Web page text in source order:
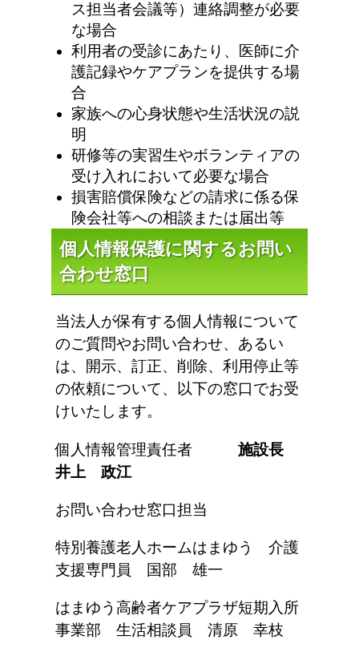
ス担当者会議等）連絡調整が必要
な場合
利用者の受診にあたり、医師に介
護記録やケアプランを提供する場
合
家族への心身状態や生活状況の説
明
研修等の実習生やボランティアの
受け入れにおいて必要な場合
損害賠償保険などの請求に係る保
険会社等への相談または届出等
個人情報保護に関するお問い
合わせ窓口
当法人が保有する個人情報について
のご質問やお問い合わせ、あるい
は、開示、訂正、削除、利用停止等
の依頼について、以下の窓口でお受
けいたします。
個人情報管理責任者 施設長
井上 政江
お問い合わせ窓口担当
特別養護老人ホームはまゆう 介護
支援専門員 国部 雄一
はまゆう高齢者ケアプラザ短期入所
事業部 生活相談員 清原 幸枝